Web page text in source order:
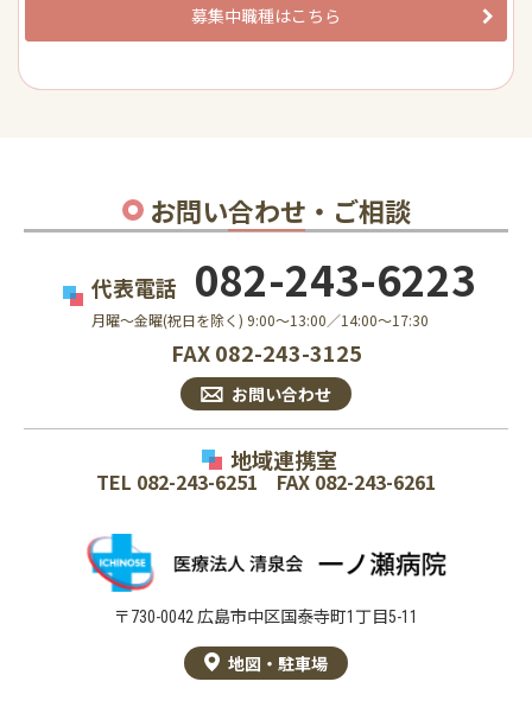
募集中職種はこちら
お問い合わせ・ご相談
代表電話 082-243-6223
月曜〜金曜(祝日を除く) 9:00～13:00／14:00～17:30
FAX 082-243-3125
お問い合わせ
地域連携室
TEL 082-243-6251 FAX 082-243-6261
〒730-0042 広島市中区国泰寺町1丁目5-11
地図・駐車場